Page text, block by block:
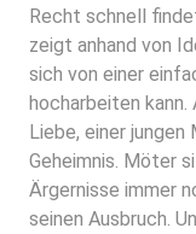
Recht schnell
zeigt anhand von
sich von einer
hocharbeiten
Liebe, einer
Geheimnis. Möter
Ärgernisse immer
seinen Ausbruch.